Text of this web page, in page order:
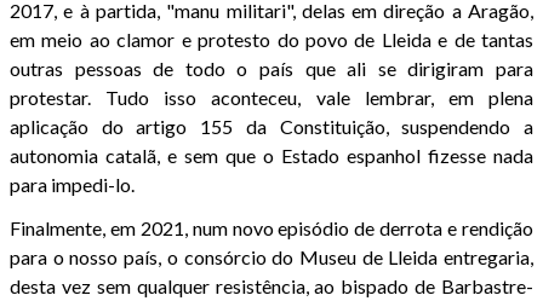
2017, e à partida, "manu militari", delas em direção a Aragão,
em meio ao clamor e protesto do povo de Lleida e de tantas
outras pessoas de todo o país que ali se dirigiram para
protestar. Tudo isso aconteceu, vale lembrar, em plena
aplicação do artigo 155 da Constituição, suspendendo a
autonomia catalã, e sem que o Estado espanhol fizesse nada
para impedi-lo.
Finalmente, em 2021, num novo episódio de derrota e rendição
para o nosso país, o consórcio do Museu de Lleida entregaria,
desta vez sem qualquer resistência, ao bispado de Barbastre-